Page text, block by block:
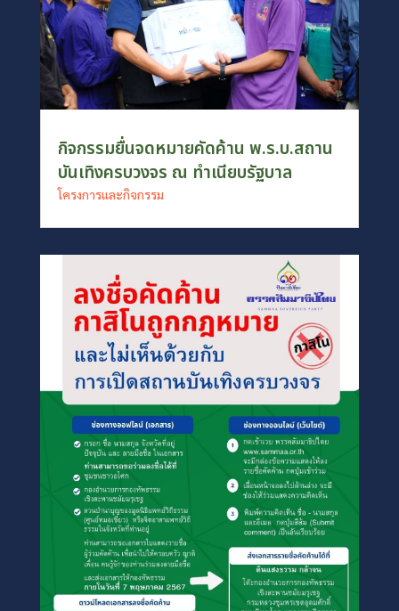
กิจกรรมยื่นจดหมายคัดค้าน พ.ร.บ.สถาน
บันเทิงครบวงจร ณ ทำเนียบรัฐบาล
โครงการและกิจกรรม